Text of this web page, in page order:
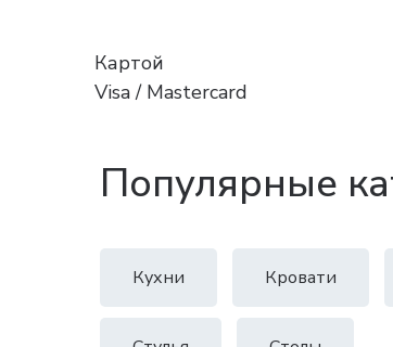
Картой
Visa / Mastercard
Популярные
Кухни Кровати